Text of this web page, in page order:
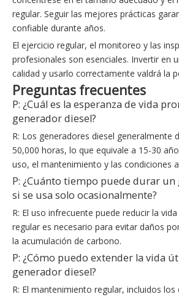
regular. Seguir las mejores prácticas
confiable durante años.
El ejercicio regular, el monitoreo y las
profesionales son esenciales. Invertir en
calidad y usarlo correctamente valdrá la
Preguntas frecuentes
P: ¿Cuál es la esperanza de vida
generador diesel?
R: Los generadores diesel generalmente
50,000 horas, lo que equivale a 15-30
uso, el mantenimiento y las condiciones
P: ¿Cuánto tiempo puede durar
si se usa solo ocasionalmente?
R: El uso infrecuente puede reducir la
regular es necesario para evitar daños
la acumulación de carbono.
P: ¿Cómo puedo extender la vida
generador diesel?
R: El mantenimiento regular, incluidos